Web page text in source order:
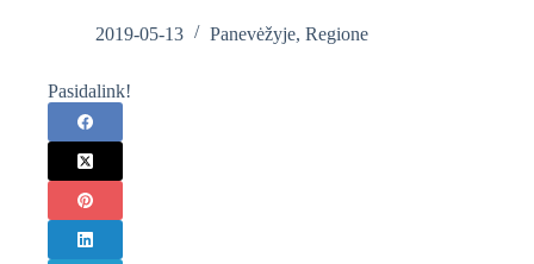
2019-05-13 Panevėžyje, Regione
Pasidalink!